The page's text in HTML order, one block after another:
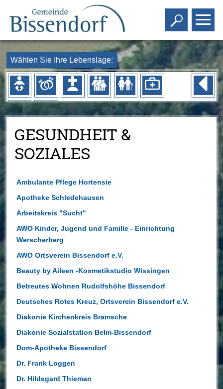
Toggle
Wählen Sie Ihre Lebenslage:
GESUNDHEIT &
SOZIALES
Ambulante Pflege Hortensie
Apotheke Schledehausen
Arbeitskreis "Sucht"
AWO Kinder, Jugend und Familie - Einrichtung
Werscherberg
AWO Ortsverein Bissendorf e.V.
Beauty by Aileen -Kosmetikstudio Wissingen
Betreutes Wohnen Rudolfshöhe Bissendorf
Deutsches Rotes Kreuz, Ortsverein Bissendorf e.V.
Diakonie Kirchenkreis Bramsche
Diakonie Sozialstation Belm-Bissendorf
Dom-Apotheke Bissendorf
Dr. Frank Loggen
Dr. Hildegard Thieman